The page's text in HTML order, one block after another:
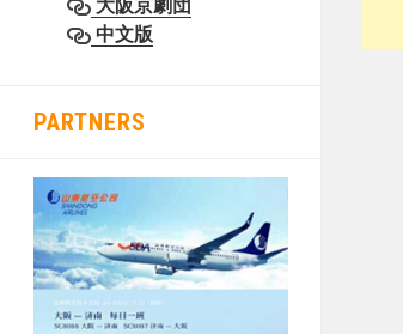
大阪京劇団
中文版
PARTNERS